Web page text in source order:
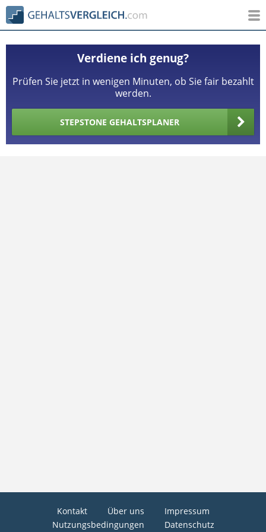
Verdiene ich genug?
Prüfen Sie jetzt in wenigen Minuten, ob Sie fair bezahlt
werden.
STEPSTONE GEHALTSPLANER
Kontakt Über uns
Impressum
Nutzungsbedingungen
Datenschutz